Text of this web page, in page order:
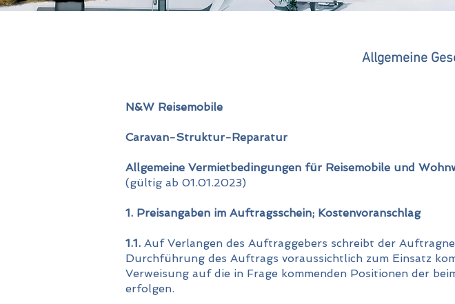
Allgemeine
N&W Reisemobile
Caravan-Struktur-Reparatur
Allgemeine Vermietbedingungen für Reisemobile und
(gültig ab 01.01.2023)
1. Preisangaben im Auftragsschein; Kostenvoranschlag
1.1. Auf Verlangen des Auftraggebers schreibt der
Durchführung des Auftrags voraussichtlich zum Einsatz
Verweisung auf die in Frage kommenden Positionen der
erfolgen.